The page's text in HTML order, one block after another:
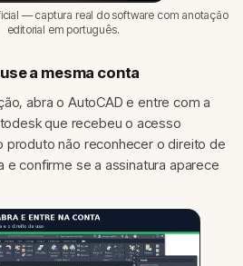
— captura real do software com anotação
editorial em português.
a mesma conta
abra o AutoCAD e entre com a
que recebeu o acesso
produto não reconhecer o direito de
e confirme se a assinatura aparece